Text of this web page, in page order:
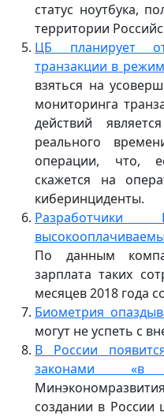
статус ноутбука,
территории
ЦБ планирует
транзакции в
взяться на
мониторинга
действий
реального
операции, что,
скажется на
киберинциденты.
По данным
зарплата таких
месяцев 2018 года
Биометрия
могут не успеть с
В России
законами «в
создании в России